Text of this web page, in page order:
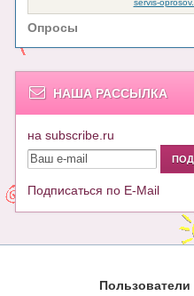
Опросы
НАША РАССЫЛКА
на subscribe.ru
Подписаться по E-Mail
Пользователи